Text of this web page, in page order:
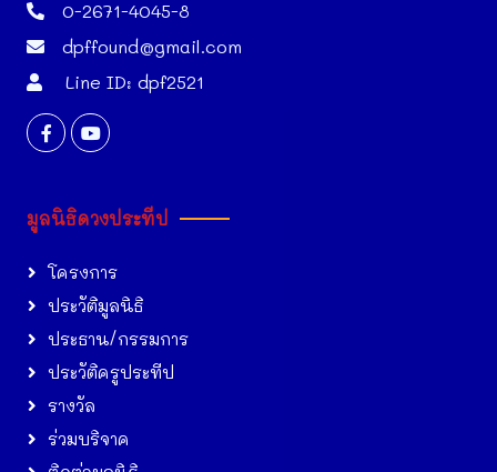
0-2671-4045-8
dpffound@gmail.com
Line ID: dpf2521
มูลนิธิดวงประทีป
โครงการ
ประวัติมูลนิธิ
ประธาน/กรรมการ
ประวัติครูประทีป
รางวัล
ร่วมบริจาค